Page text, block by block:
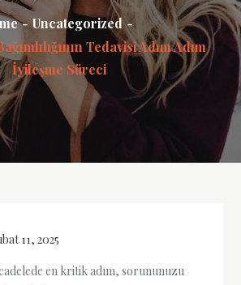
Uncategorized
Tedavisi Adım Adım
İyileşme Süreci
11, 2025
en kritik adım, sorununuzu